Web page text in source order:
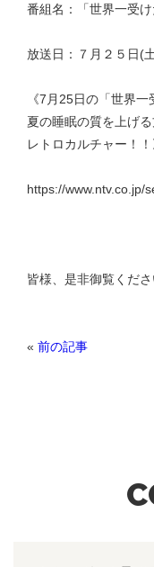
番組名：「世界一受け
放送日：７月２５日(
《7月25日の「世界
夏の睡眠の質を上げ
レトロカルチャー！！
https://www.ntv.co.jp/
皆様、是非御覧くださ
« 前の記事